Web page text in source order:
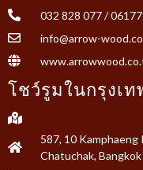
032 828 077 /
info@arrow-
โชว์รูมในกรุงเท
587, 10
Chatuchak,